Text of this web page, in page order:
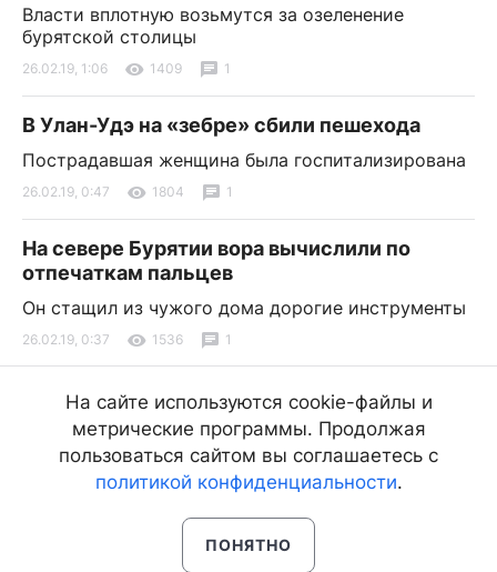
Власти вплотную возьмутся за озеленение
бурятской столицы
26.02.19, 1:06 1409 1
В Улан-Удэ на «зебре» сбили пешехода
Пострадавшая женщина была госпитализирована
26.02.19, 0:47 1804 1
На севере Бурятии вора вычислили по
отпечаткам пальцев
Он стащил из чужого дома дорогие инструменты
26.02.19, 0:37 1536 1
В Бурятии ещё больше потеплеет
В некоторых районах республики воздух
прогреется до +3 градусов
26.02.19, 0:11 1674 1
На сайте используются cookie-файлы и
метрические программы. Продолжая
пользоваться сайтом вы соглашаетесь с
политикой конфиденциальности.
ПОНЯТНО